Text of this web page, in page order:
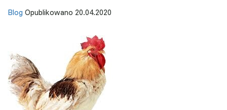
Blog Opublikowano 20.04.2020